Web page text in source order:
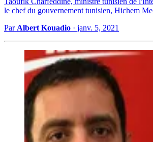
le chef du gouvernement tunisien, Hichem
Par Albert Kouadio · janv. 5, 2021